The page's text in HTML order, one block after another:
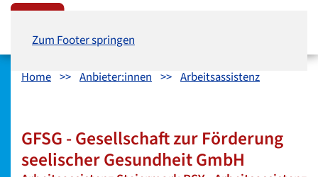
Zum Hauptinhalt springen
Zum Hauptmenü springen
Zum Footer springen
Home Anbieter:innen Arbeitsassistenz
GFSG - Gesellschaft zur Förderung
seelischer Gesundheit GmbH